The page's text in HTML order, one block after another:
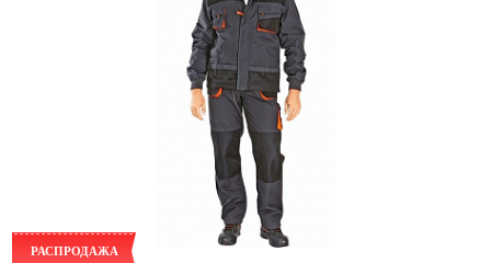
РАСПРОДАЖА